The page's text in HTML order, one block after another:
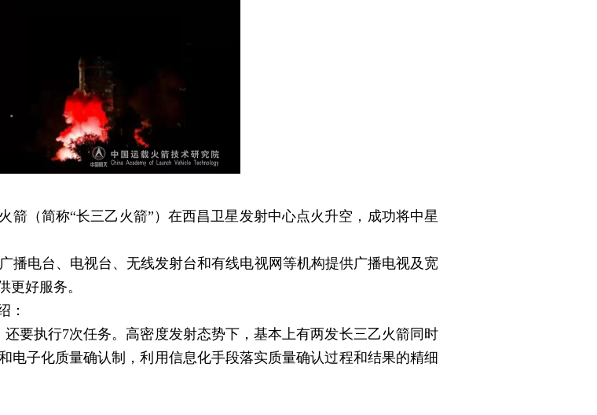
（简称“长三乙火箭”）在西昌卫星发射中心点火升空，成功将中星
电台、电视台、无线发射台和有线电视网等机构提供广播电视及宽
更好服务。
：
执行7次任务。高密度发射态势下，基本上有两发长三乙火箭同时
电子化质量确认制，利用信息化手段落实质量确认过程和结果的精细